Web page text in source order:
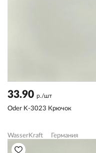
33.90 р./шт
Oder K-3023 Крючок
WasserKraft Германия